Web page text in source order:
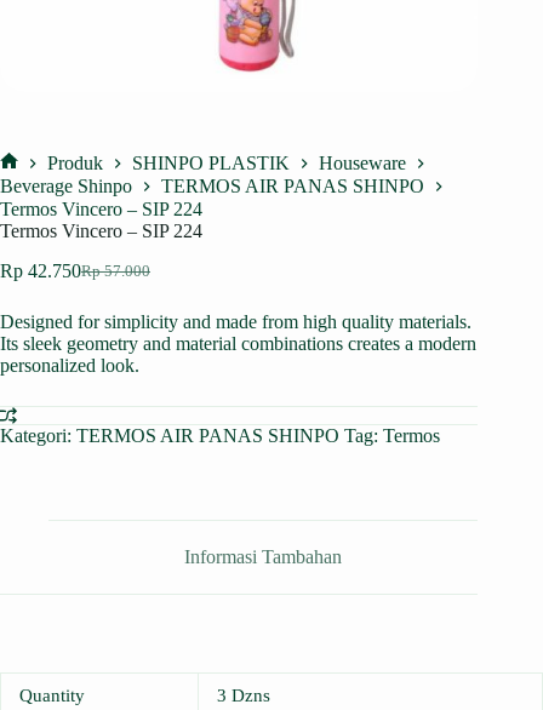
Home
Produk SHINPO PLASTIK
Houseware
Beverage Shinpo
TERMOS AIR PANAS SHINPO
Termos Vincero – SIP 224
Termos Vincero – SIP 224
Rp57.000
Harga
adalah:
Rp 57.000.
Rp 42.750Harga
ini
adalah:
Rp 42.750.
Designed for simplicity and made from high quality materials.
Its sleek geometry and material combinations creates a modern
personalized look.
Kategori: TERMOS AIR PANAS SHINPO Tag: Termos
Informasi Tambahan
Quantity 3 Dzns